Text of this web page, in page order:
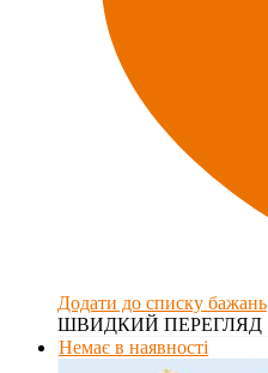
Додати до списку бажань
ШВИДКИЙ ПЕРЕГЛЯД
Немає в наявності